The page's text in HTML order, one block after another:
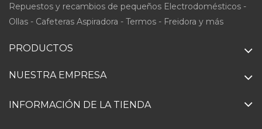
Repuestos y recambios de pequeños Electrodomésticos -
Ollas - Cafeteras Aspiradora - Termos - Freidora y más
PRODUCTOS
NUESTRA EMPRESA
INFORMACIÓN DE LA TIENDA